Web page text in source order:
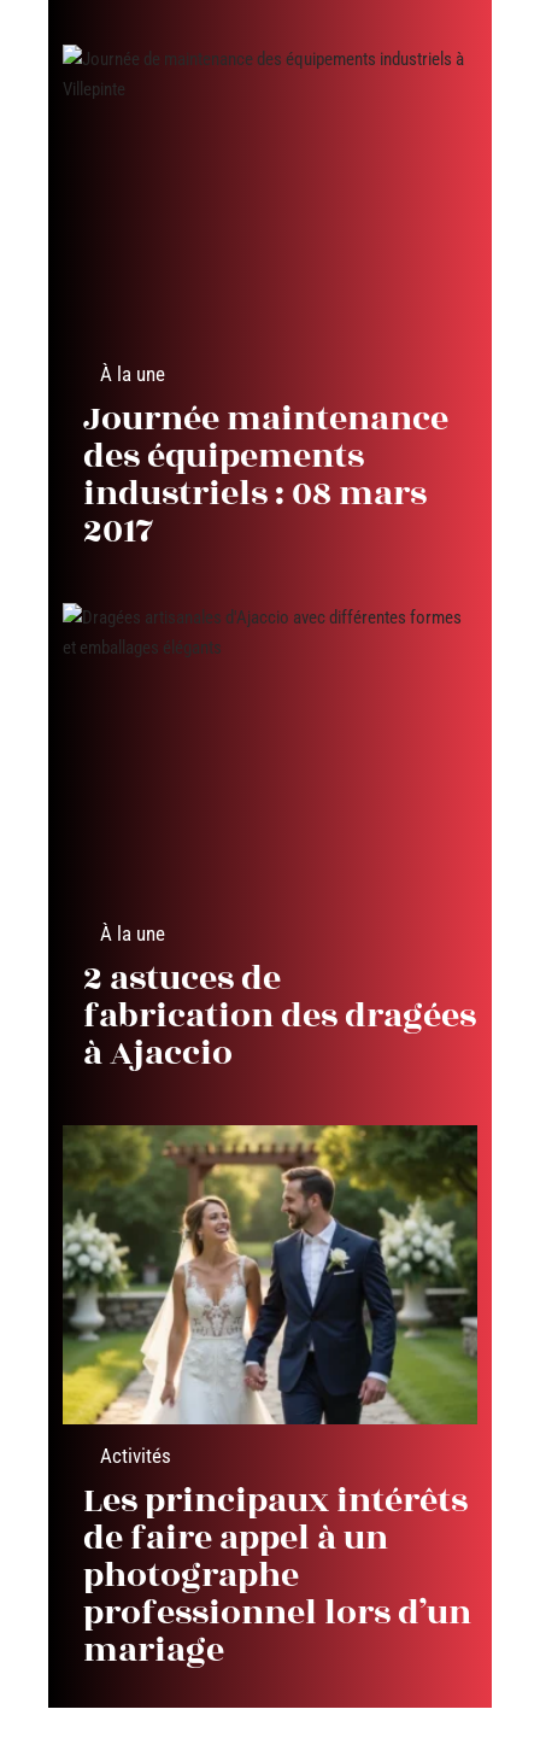
À la une
Journée maintenance
des équipements
industriels : 08 mars
2017
À la une
2 astuces de
fabrication des dragées
à Ajaccio
Activités
Les principaux intérêts
de faire appel à un
photographe
professionnel lors d’un
mariage